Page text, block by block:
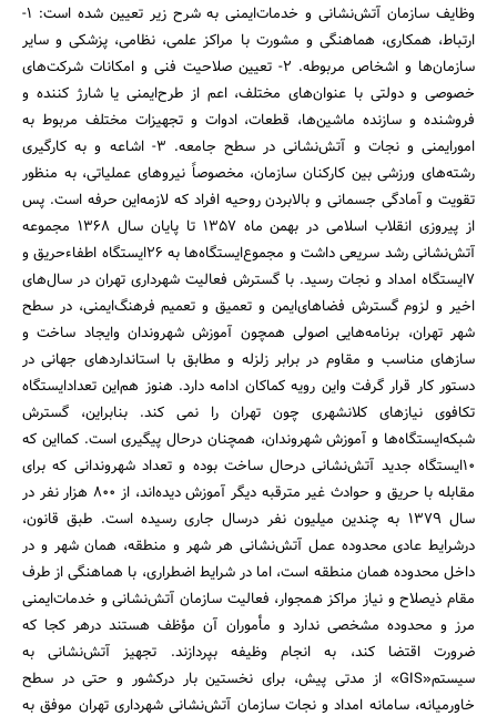
وظایف سازمان آتش‌نشانی و خدمات‌ایمنی به شرح زیر تعیین شده است:‌ 1-
ارتباط، ‌همکاری، هماهنگی و مشورت با مراکز علمی، نظامی، پزشکی و سایر
سازمان‌ها و اشخاص مربوطه. 2- تعیین صلاحیت فنی و امکانات شرکت‌های
خصوصی و دولتی با عنوان‌های مختلف، اعم از طرح‌ایمنی یا شارژ کننده و
فروشنده و سازنده ماشین‌ها، قطعات، ادوات و تجهیزات مختلف مربوط به
امور‌ایمنی و نجات و آتش‌نشانی در سطح جامعه. 3- اشاعه و به کارگیری
رشته‌های ورزشی بین کارکنان سازمان، مخصوصاً نیروهای عملیاتی، به منظور
تقویت و آمادگی جسمانی و بالابردن روحیه افراد که لازمه‌این حرفه است. پس
از پیروزی انقلاب اسلامی در بهمن ماه 1357 تا پایان سال 1368 مجموعه
آتش‌نشانی رشد سریعی داشت و مجموع‌ایستگاه‌ها به 26‌ایستگاه اطفاء‌حریق و
7‌ایستگاه امداد و نجات رسید. با گسترش فعالیت شهرداری تهران در سال‌های
اخیر و لزوم گسترش فضاهای‌ایمن و تعمیق و تعمیم فرهنگ‌ایمنی، ‌در سطح
شهر تهران، برنامه‌هایی اصولی همچون آموزش شهروندان و‌ایجاد ساخت و
سازهای مناسب و مقاوم در برابر زلزله و مطابق با استانداردهای جهانی در
دستور کار قرار گرفت و‌این رویه کماکان ادامه دارد. هنوز هم‌این تعداد‌ایستگاه
تکافوی نیازهای کلانشهری چون تهران را نمی کند. بنابراین، گسترش
شبکه‌ایستگاه‌ها و آموزش شهروندان، همچنان درحال پیگیری است. کما‌این که
10‌ایستگاه جدید آتش‌نشانی درحال ساخت بوده و تعداد شهروندانی که برای
مقابله با حریق و حوادث غیر مترقبه دیگر آموزش دیده‌اند، ‌از 800 هزار نفر در
سال 1379 به چندین میلیون نفر درسال جاری رسیده است. طبق قانون،
درشرایط عادی محدوده عمل آتش‌نشانی هر شهر و منطقه، همان شهر و در
داخل محدوده همان منطقه است، ‌اما در شرایط اضطراری، با هماهنگی از طرف
مقام ذیصلاح و نیاز مراکز همجوار، فعالیت سازمان آتش‌نشانی و خدمات‌ایمنی
مرز و محدوده مشخصی ندارد و مأموران آن مؤظف هستند درهر کجا که
ضرورت اقتضا کند، به انجام وظیفه بپردازند. تجهیز آتش‌نشانی به
سیستم«GIS» از مدتی پیش، ‌برای نخستین بار درکشور و حتی در سطح
خاورمیانه، سامانه امداد و نجات سازمان آتش‌نشانی شهرداری تهران موفق به